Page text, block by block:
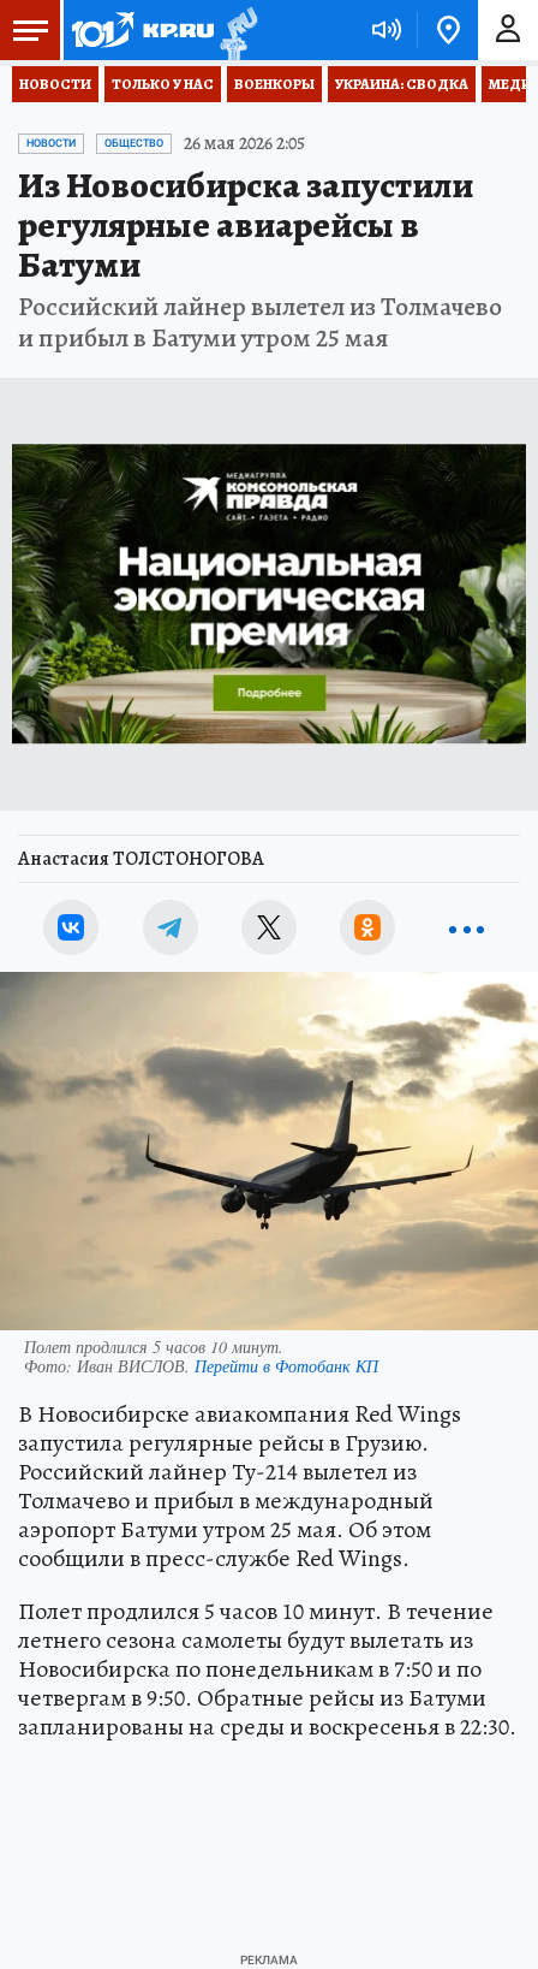
НОВОСТИ ТОЛЬКО У НАС ВОЕНКОРЫ УКРАИНА: СВОДКА
НОВОСТИ ОБЩЕСТВО 26 мая 2026 2:05
Из Новосибирска запустили
регулярные авиарейсы в
Батуми
Российский лайнер вылетел из Толмачево
и прибыл в Батуми утром 25 мая
Анастасия ТОЛСТОНОГОВА
Полет продлился 5 часов 10 минут.
Фото: Иван ВИСЛОВ. Перейти в Фотобанк КП
В Новосибирске авиакомпания Red Wings
запустила регулярные рейсы в Грузию.
Российский лайнер Ту-214 вылетел из
Толмачево и прибыл в международный
аэропорт Батуми утром 25 мая. Об этом
сообщили в пресс-службе Red Wings.
Полет продлился 5 часов 10 минут. В течение
летнего сезона самолеты будут вылетать из
Новосибирска по понедельникам в 7:50 и по
четвергам в 9:50. Обратные рейсы из Батуми
запланированы на среды и воскресенья в 22:30.